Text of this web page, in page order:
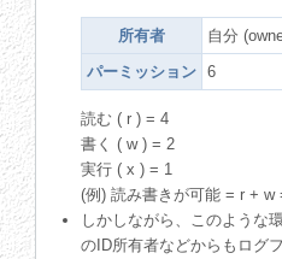
所有者 自分
パーミッション
6
読む ( r ) = 4
書く ( w ) = 2
実行 ( x ) = 1
(例) 読み書きが可能 = r + w
しかしながら、このような
のID所有者などからもログ